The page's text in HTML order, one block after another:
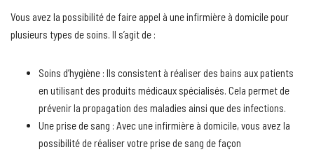
Vous avez la possibilité de faire appel à une infirmière à domicile pour
plusieurs types de soins. Il s’agit de :
Soins d’hygiène : Ils consistent à réaliser des bains aux patients
en utilisant des produits médicaux spécialisés. Cela permet de
prévenir la propagation des maladies ainsi que des infections.
Une prise de sang : Avec une infirmière à domicile, vous avez la
possibilité de réaliser votre prise de sang de façon